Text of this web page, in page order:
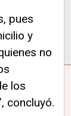
pues
y
no
los
concluyó.